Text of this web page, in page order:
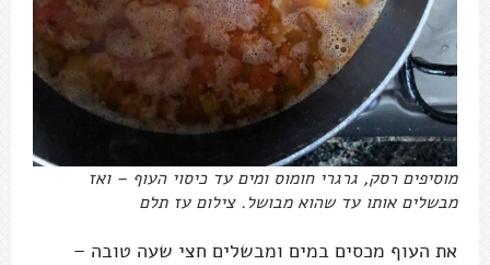
מוסיפים רסק, גרגרי חומוס ומים עד כיסוי העוף – ואז
מבשלים אותו עד שהוא מבושל. צילום עז תלם
את העוף מכסים במים ומבשלים חצי שעה טובה –